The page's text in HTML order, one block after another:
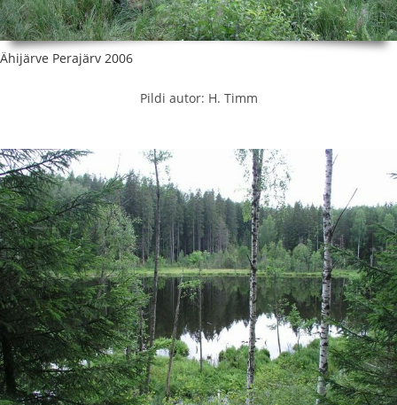
Ähijärve Perajärv 2006
Pildi autor: H. Timm